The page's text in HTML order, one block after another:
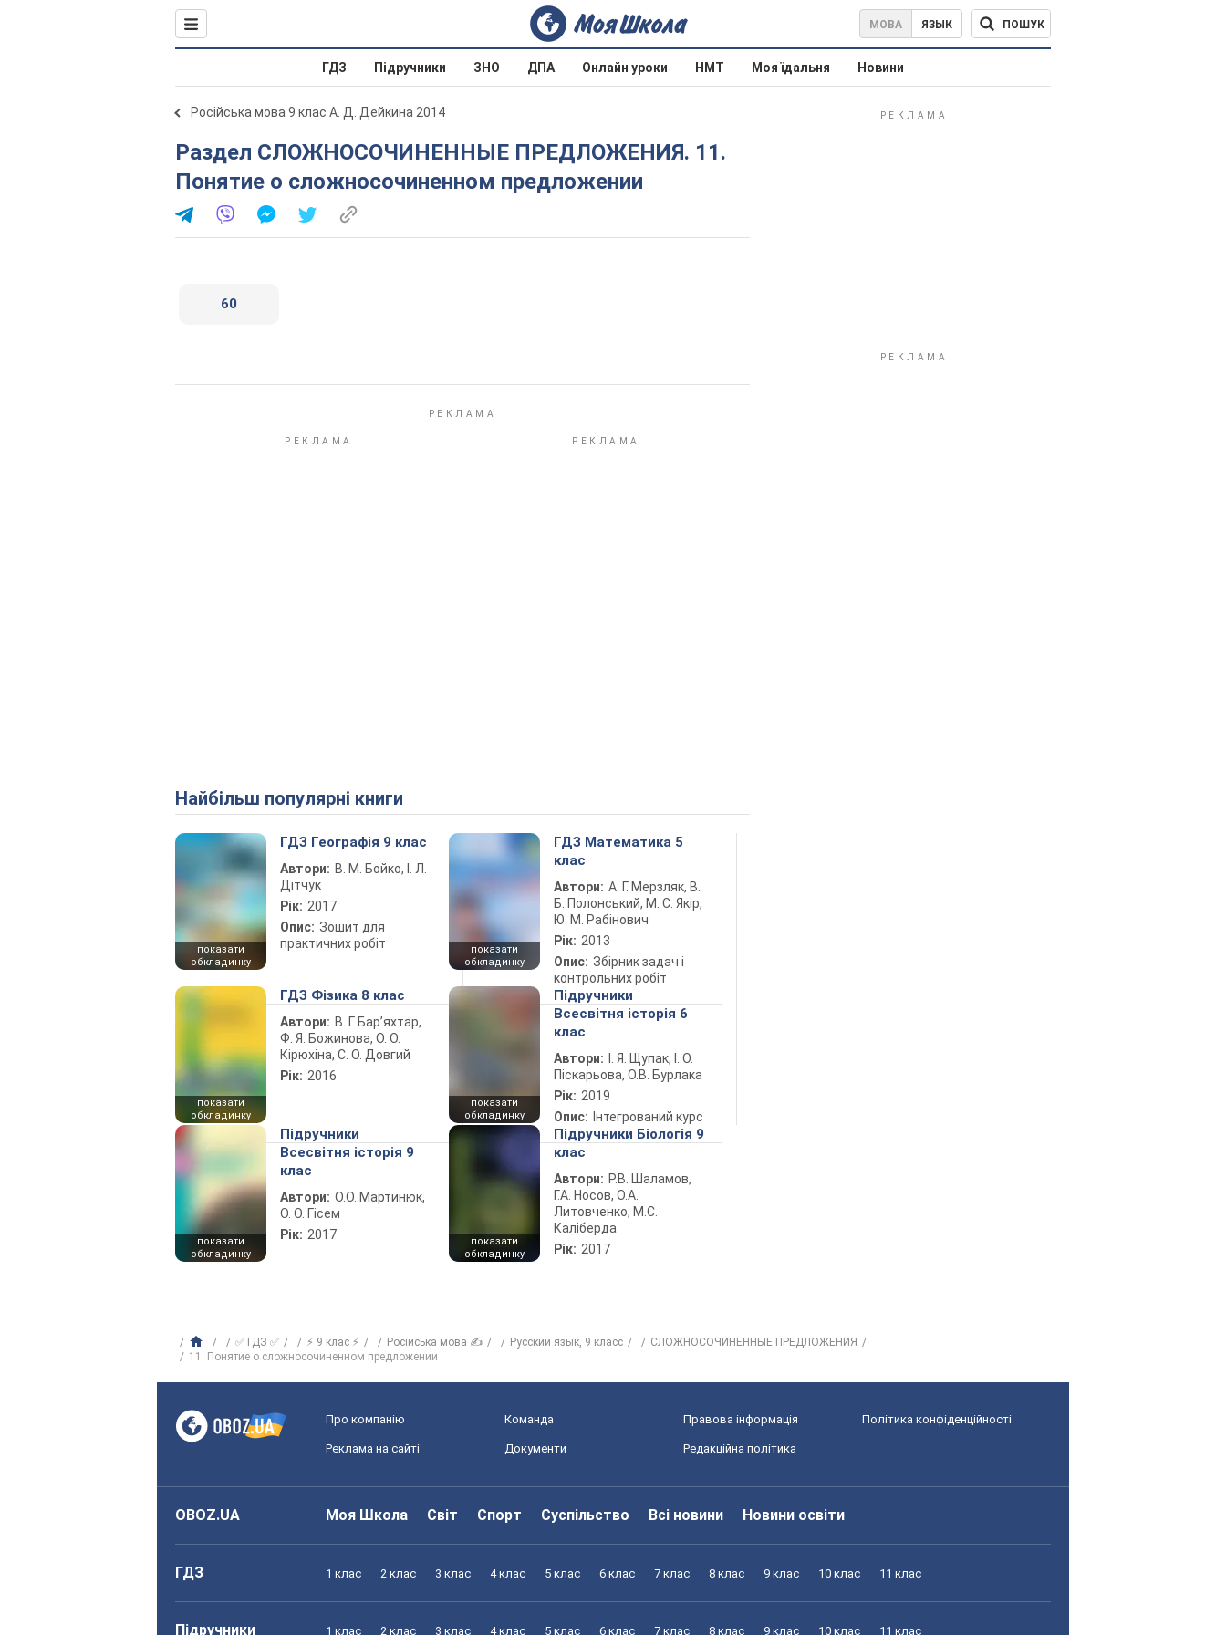
МОВА ЯЗЫК ПОШУК
ГДЗ Підручники ЗНО ДПА Онлайн уроки НМТ Моя їдальня Новини
Російська мова 9 клас А. Д. Дейкина 2014
Раздел СЛОЖНОСОЧИНЕННЫЕ ПРЕДЛОЖЕНИЯ. 11.
Понятие о сложносочиненном предложении
60
Найбільш популярні книги
показати
обкладинку
ГДЗ Географія 9 клас
Автори: В. М. Бойко, І. Л.
Дітчук
Рік: 2017
Опис: Зошит для
практичних робіт
показати
обкладинку
ГДЗ Математика 5
клас
Автори: А. Г. Мерзляк, В.
Б. Полонський, М. С. Якір,
Ю. М. Рабінович
Рік: 2013
Опис: Збірник задач і
контрольних робіт
показати
обкладинку
ГДЗ Фізика 8 клас
Автори: В. Г. Бар’яхтар,
Ф. Я. Божинова, О. О.
Кірюхіна, С. О. Довгий
Рік: 2016
показати
обкладинку
Підручники
Всесвітня історія 6
клас
Автори:
І. Я. Щупак, І. О.
Піскарьова, О.В. Бурлака
Рік: 2019
Опис: Інтегрований курс
показати
обкладинку
Підручники
Всесвітня історія 9
клас
Автори: О.О. Мартинюк,
О. О. Гісем
Рік: 2017
показати
обкладинку
Підручники Біологія 9
клас
Автори: Р.В. Шаламов,
Г.А. Носов, О.А.
Литовченко, М.С.
Каліберда
Рік: 2017
✅ ГДЗ ✅ ⚡ 9 клас ⚡ Російська мова ✍ Русский язык, 9 класс
СЛОЖНОСОЧИНЕННЫЕ ПРЕДЛОЖЕНИЯ
11. Понятие о сложносочиненном предложении
Про компанію Команда Правова інформація Політика конфіденційності
Реклама на сайті Документи Редакційна політика
OBOZ.UA Моя Школа Світ Спорт Суспільство Всі новини Новини освіти
ГДЗ 1 клас 2 клас 3 клас 4 клас 5 клас 6 клас 7 клас 8 клас 9 клас 10 клас 11 клас
Підручники 1 клас 2 клас 3 клас 4 клас 5 клас 6 клас 7 клас 8 клас 9 клас 10 клас 11 клас